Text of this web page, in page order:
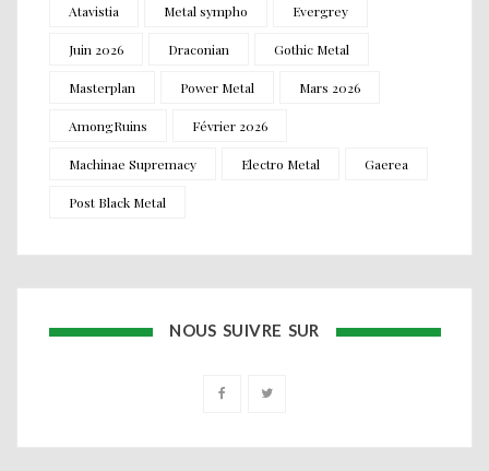
Atavistia Metal sympho Evergrey
Juin 2026 Draconian Gothic Metal
Masterplan Power Metal Mars 2026
AmongRuins Février 2026
Machinae Supremacy Electro Metal Gaerea
Post Black Metal
NOUS SUIVRE SUR